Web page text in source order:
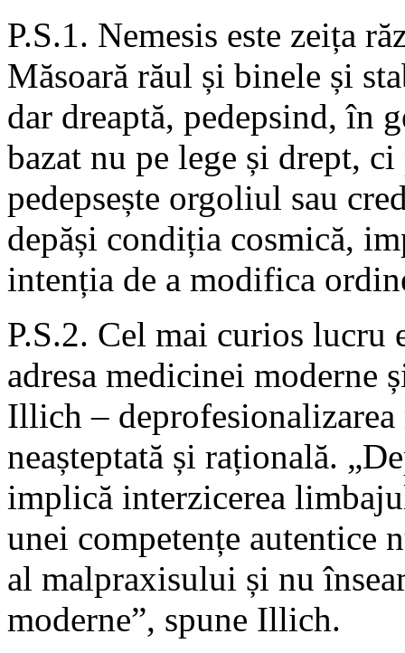
P.S.1. Nemesis este zeița
Măsoară răul și binele și
dar dreaptă, pedepsind, în
bazat nu pe lege și drept,
pedepsește orgoliul sau
depăși condiția cosmică,
intenția de a modifica
P.S.2. Cel mai curios
adresa medicinei
Illich – deprofesionalizarea
neașteptată și rațională.
implică interzicerea
unei competențe autentice
al malpraxisului și nu
moderne”, spune Illich.